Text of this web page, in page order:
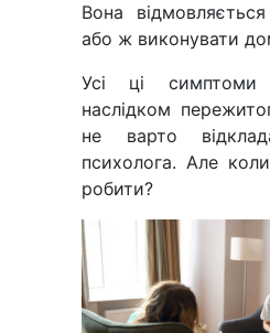
Вона
або ж виконувати
Усі ці
наслідком
не варто
психолога. Але
робити?